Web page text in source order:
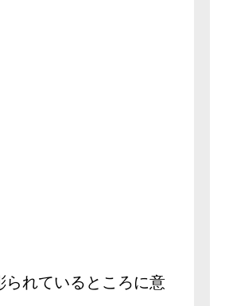
れているところに意